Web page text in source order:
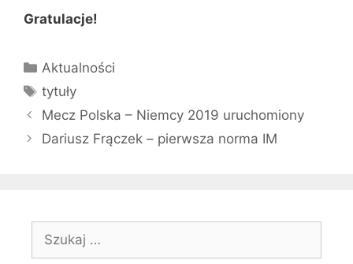
Gratulacje!
Kategorie
Aktualności
Tagi
tytuły
Mecz Polska – Niemcy 2019 uruchomiony
Dariusz Frączek – pierwsza norma IM
Szukaj: